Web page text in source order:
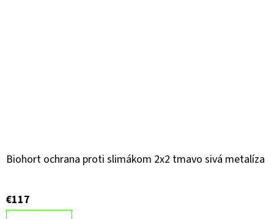
Biohort ochrana proti slimákom 2x2 tmavo sivá metalíza
€117